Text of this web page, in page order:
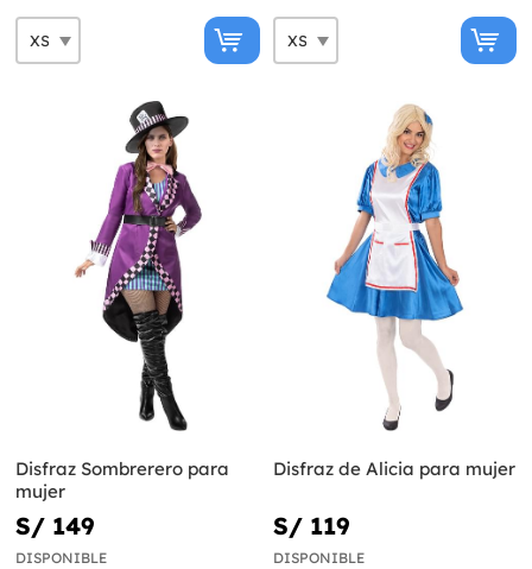
Disfraz Sombrerero para
mujer
S/ 149
DISPONIBLE
Disfraz de Alicia para mujer
S/ 119
DISPONIBLE